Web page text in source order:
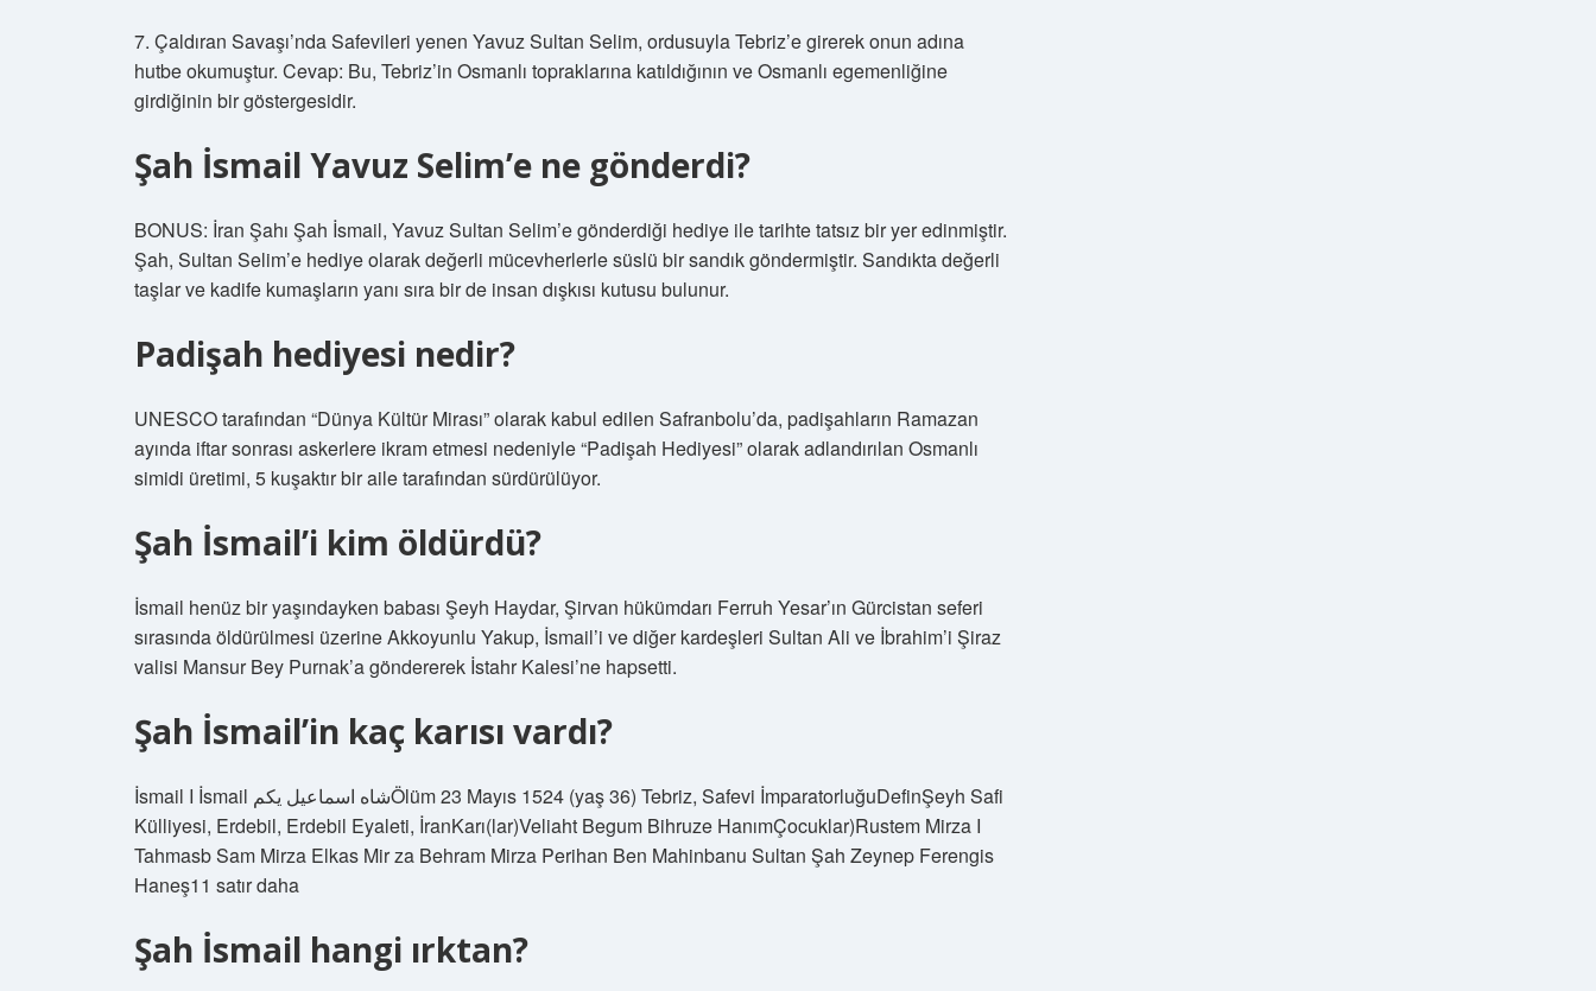
7. Çaldıran Savaşı’nda Safevileri yenen Yavuz Sultan Selim, ordusuyla Tebriz’e girerek onun adına
hutbe okumuştur. Cevap: Bu, Tebriz’in Osmanlı topraklarına katıldığının ve Osmanlı egemenliğine
girdiğinin bir göstergesidir.
Şah İsmail Yavuz Selim’e ne gönderdi?
BONUS: İran Şahı Şah İsmail, Yavuz Sultan Selim’e gönderdiği hediye ile tarihte tatsız bir yer edinmiştir.
Şah, Sultan Selim’e hediye olarak değerli mücevherlerle süslü bir sandık göndermiştir. Sandıkta değerli
taşlar ve kadife kumaşların yanı sıra bir de insan dışkısı kutusu bulunur.
Padişah hediyesi nedir?
UNESCO tarafından “Dünya Kültür Mirası” olarak kabul edilen Safranbolu’da, padişahların Ramazan
ayında iftar sonrası askerlere ikram etmesi nedeniyle “Padişah Hediyesi” olarak adlandırılan Osmanlı
simidi üretimi, 5 kuşaktır bir aile tarafından sürdürülüyor.
Şah İsmail’i kim öldürdü?
İsmail henüz bir yaşındayken babası Şeyh Haydar, Şirvan hükümdarı Ferruh Yesar’ın Gürcistan seferi
sırasında öldürülmesi üzerine Akkoyunlu Yakup, İsmail’i ve diğer kardeşleri Sultan Ali ve İbrahim’i Şiraz
valisi Mansur Bey Purnak’a göndererek İstahr Kalesi’ne hapsetti.
Şah İsmail’in kaç karısı vardı?
İsmail I İsmail شاه اسماعیل یکمÖlüm 23 Mayıs 1524 (yaş 36) Tebriz, Safevi İmparatorluğuDefinŞeyh Safi
Külliyesi, Erdebil, Erdebil Eyaleti, İranKarı(lar)Veliaht Begum Bihruze HanımÇocuklar)Rustem Mirza I
Tahmasb Sam Mirza Elkas Mir za Behram Mirza Perihan Ben Mahinbanu Sultan Şah Zeynep Ferengis
Haneş11 satır daha
Şah İsmail hangi ırktan?